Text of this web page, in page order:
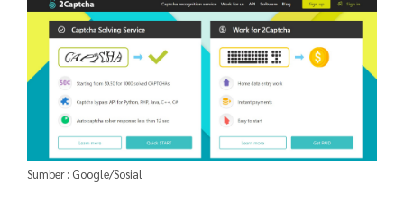
Sumber : Google/Sosial